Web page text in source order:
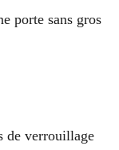
porte sans gros
de verrouillage